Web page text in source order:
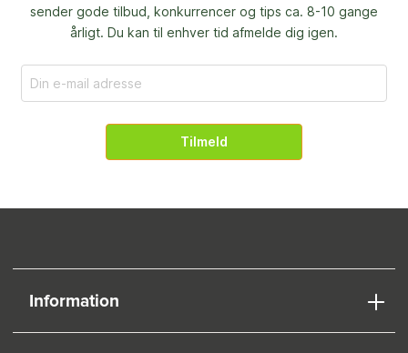
sender gode tilbud, konkurrencer og tips ca. 8-10 gange
årligt. Du kan til enhver tid afmelde dig igen.
Tilmeld
Information